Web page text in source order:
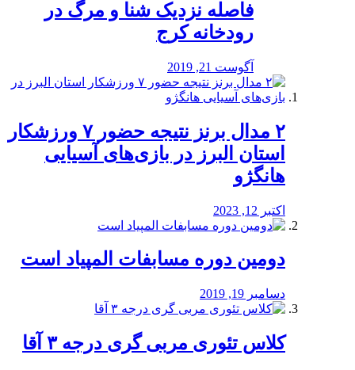
️فاصله نزدیک شنا و مرگ در
رودخانه کرج
آگوست 21, 2019
۲ مدال برنز نتیجه حضور ۷ ورزشکار
استان البرز در بازی‌های آسیایی
هانگژو
اکتبر 12, 2023
دومین دوره مسابفات المپیاد است
دسامبر 19, 2019
کلاس تئوری مربی گری درجه ۳ آقا